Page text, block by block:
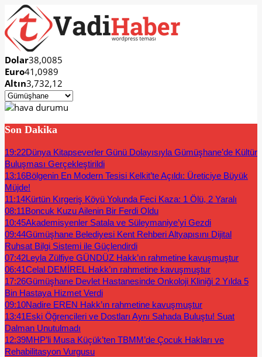
Dolar38,0085
Euro41,0989
Altın3,732,12
Son Dakika
19:22Dünya Kitapseverler Günü Dolayısıyla Gümüşhane’de Kültür
Buluşması Gerçekleştirildi
13:16Bölgenin En Modern Tesisi Kelkit’te Açıldı: Üreticiye Büyük
Müjde!
11:14Kürtün Kırgeriş Köyü Yolunda Feci Kaza: 1 Ölü, 2 Yaralı
08:11Boncuk Kuzu Ailenin Bir Ferdi Oldu
10:45Akademisyenler Satala ve Süleymaniye’yi Gezdi
09:44Gümüşhane Belediyesi Kent Rehberi Altyapısını Dijital
Ruhsat Bilgi Sistemi ile Güçlendirdi
07:42Leyla Zülfiye GÜNDÜZ Hakk’ın rahmetine kavuşmuştur
06:41Celal DEMİREL Hakk’ın rahmetine kavuşmuştur
17:26Gümüşhane Devlet Hastanesinde Onkoloji Kliniği 2 Yılda 5
Bin Hastaya Hizmet Verdi
09:10Nadire EREN Hakk’ın rahmetine kavuşmuştur
13:41Eski Öğrencileri ve Dostları Aynı Sahada Buluştu! Suat
Dalman Unutulmadı
12:39MHP’li Musa Küçük’ten TBMM’de Çocuk Hakları ve
Rehabilitasyon Vurgusu